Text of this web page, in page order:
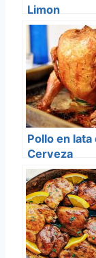
Limon
Pollo en lata
Cerveza